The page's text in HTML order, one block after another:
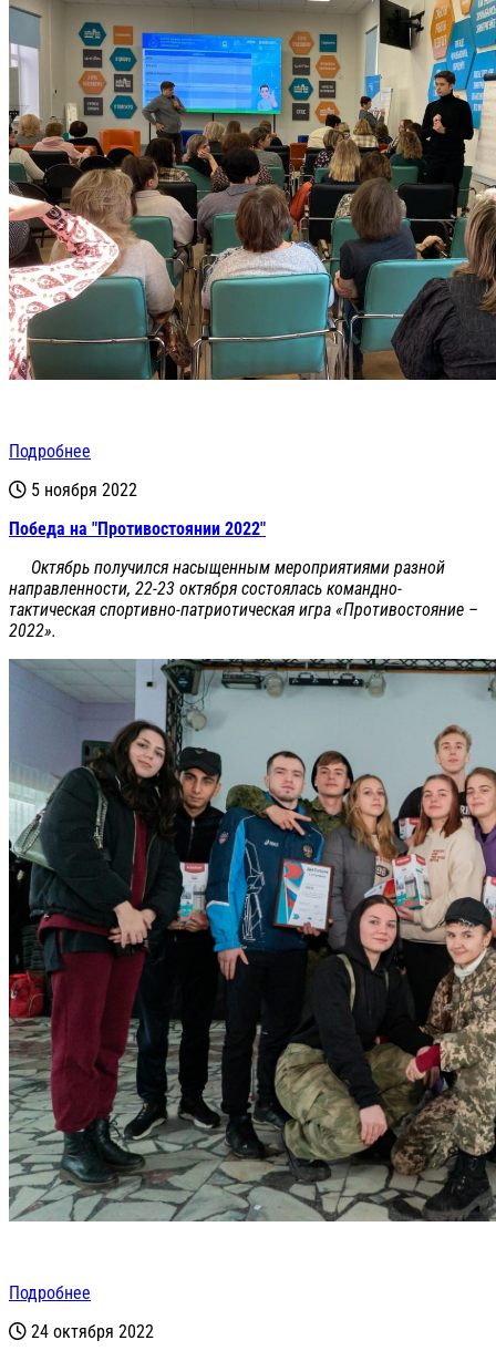
Подробнее
5 ноября 2022
Победа на "Противостоянии 2022"
Октябрь получился насыщенным мероприятиями разной
направленности, 22-23 октября состоялась командно-
тактическая спортивно-патриотическая игра «Противостояние –
2022».
Подробнее
24 октября 2022